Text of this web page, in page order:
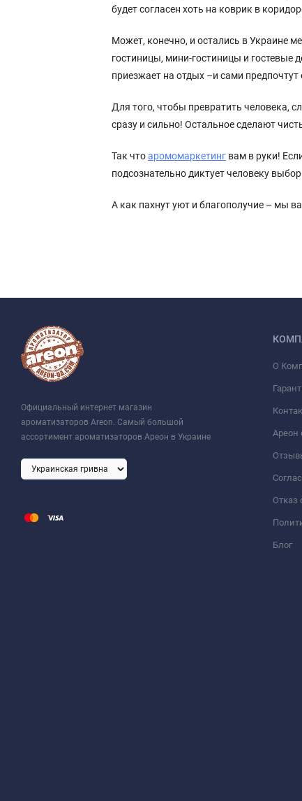
будет согласен хоть на коврик в
Может, конечно, и остались в Украине
гостиницы, мини-гостиницы и гостевые
приезжает на отдых –и сами
Для того, чтобы превратить человека,
сразу и сильно! Остальное сделают
Так чтоаромомаркетинг вам в руки!
подсознательно диктует человеку
А как пахнут уют и благополучие – мы
Официальный интернет магазин
ароматизаторов Areon. Самый большой
ассортимент ароматизаторов Ареон в Украине
О
Ареон
Отказ
Блог